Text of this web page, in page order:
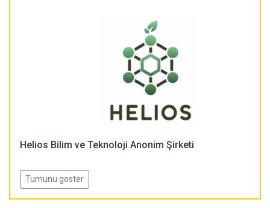
Helios Bilim ve Teknoloji Anonim Şirketi
Tumunu goster